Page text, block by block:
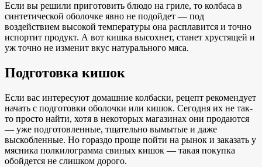
Если вы решили приготовить блюдо на гриле, то колбаса в
синтетической оболочке явно не подойдет — под
воздействием высокой температуры она расплавится и точно
испортит продукт. А вот кишка высохнет, станет хрустящей и
уж точно не изменит вкус натурального мяса.
Подготовка кишок
Если вас интересуют домашние колбаски, рецепт рекомендует
начать с подготовки оболочки или кишок. Сегодня их не так-
то просто найти, хотя в некоторых магазинах они продаются
— уже подготовленные, тщательно вымытые и даже
выскобленные. Но гораздо проще пойти на рынок и заказать у
мясника полкилограмма свиных кишок — такая покупка
обойдется не слишком дорого.